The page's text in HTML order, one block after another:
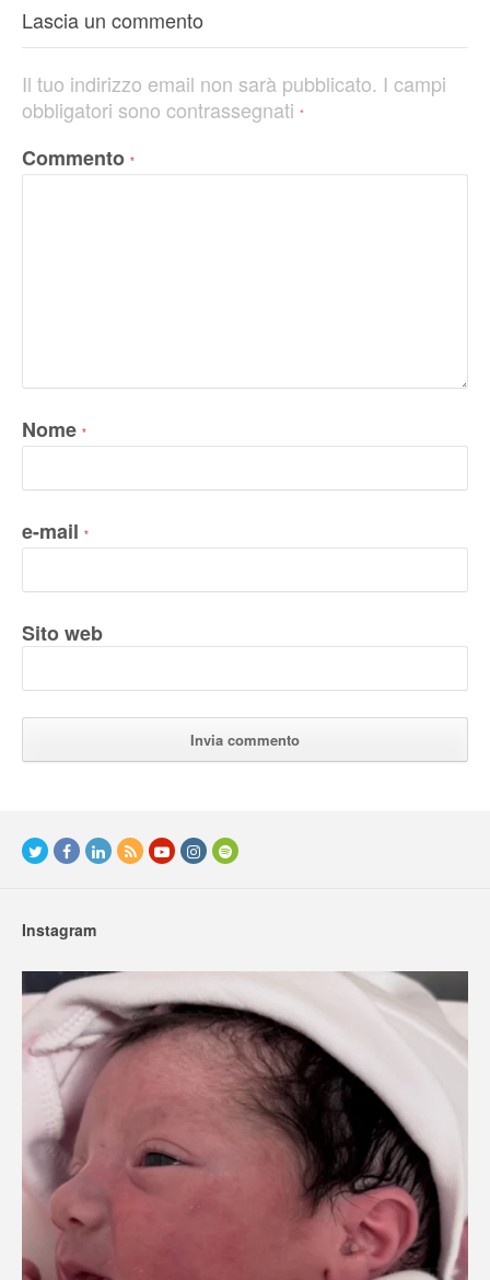
Lascia un commento
Il tuo indirizzo email non sarà pubblicato. I campi
obbligatori sono contrassegnati *
Commento *
Nome *
e-mail *
Sito web
Instagram